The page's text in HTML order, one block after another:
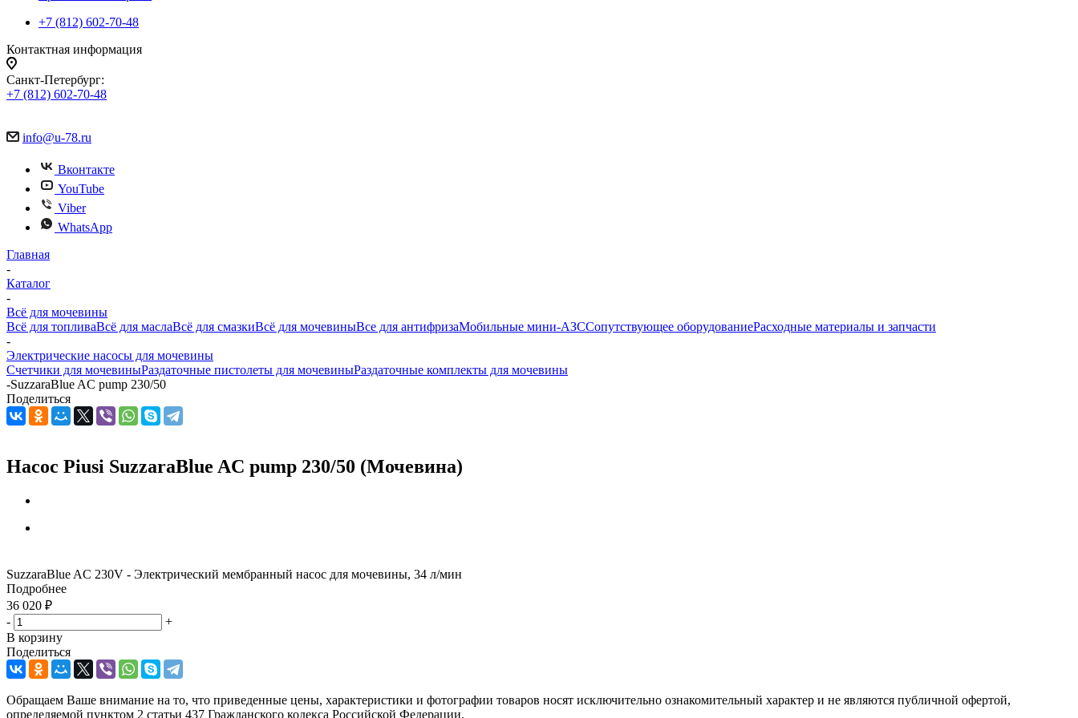
+7 (812) 602-70-48
Контактная информация
Санкт-Петербург:
+7 (812) 602-70-48
info@u-78.ru
Вконтакте
YouTube
Viber
WhatsApp
Главная
-
Каталог
-
Всё для мочевины
Всё для топливаВсё для маслаВсё для смазкиВсё для мочевиныВсе для антифризаМобильные мини-АЗССопутствующее оборудованиеРасходные материалы и запчасти
-
Электрические насосы для мочевины
Счетчики для мочевиныРаздаточные пистолеты для мочевиныРаздаточные комплекты для мочевины
-SuzzaraBlue AC pump 230/50
Поделиться
Насос Piusi SuzzaraBlue AC pump 230/50 (Мочевина)
SuzzaraBlue AC 230V - Электрический мембранный насос для мочевины, 34 л/мин
Подробнее
36 020 ₽
-
+
В корзину
Поделиться
Обращаем Ваше внимание на то, что приведенные цены, характеристики и фотографии товаров носят исключительно ознакомительный характер и не являются публичной офертой,
определяемой пунктом 2 статьи 437 Гражданского кодекса Российской Федерации.